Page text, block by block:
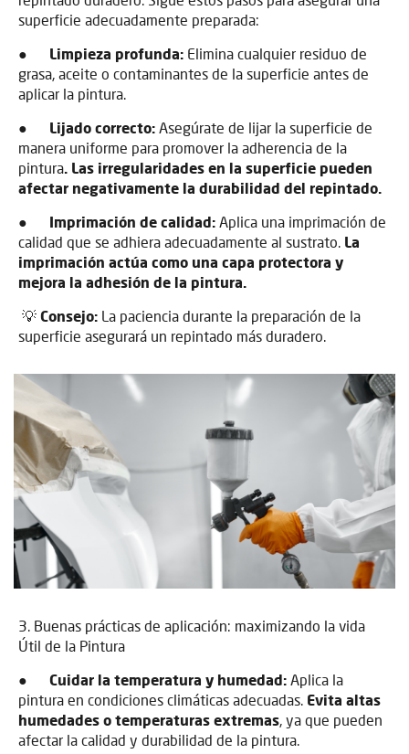
superficie adecuadamente preparada:
● Limpieza profunda: Elimina cualquier residuo de
grasa, aceite o contaminantes de la superficie antes de
aplicar la pintura.
● Lijado correcto: Asegúrate de lijar la superficie de
manera uniforme para promover la adherencia de la
pintura. Las irregularidades en la superficie pueden
afectar negativamente la durabilidad del repintado.
● Imprimación de calidad: Aplica una imprimación de
calidad que se adhiera adecuadamente al sustrato. La
imprimación actúa como una capa protectora y
mejora la adhesión de la pintura.
💡 Consejo: La paciencia durante la preparación de la
superficie asegurará un repintado más duradero.
3. Buenas prácticas de aplicación: maximizando la vida
Útil de la Pintura
● Cuidar la temperatura y humedad: Aplica la
pintura en condiciones climáticas adecuadas. Evita altas
humedades o temperaturas extremas , ya que pueden
afectar la calidad y durabilidad de la pintura.